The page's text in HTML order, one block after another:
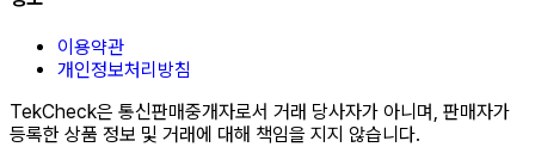
이용약관
개인정보처리방침
TekCheck은 통신판매중개자로서 거래 당사자가 아니며, 판매자가
등록한 상품 정보 및 거래에 대해 책임을 지지 않습니다.